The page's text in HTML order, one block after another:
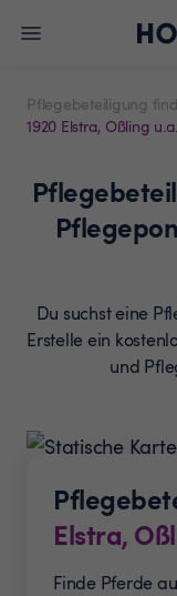
Pflegebeteiligung
1920 Elstra, Oßling u.a.
Du suchst eine
Erstelle ein
und
Elstra,
Finde Pferde